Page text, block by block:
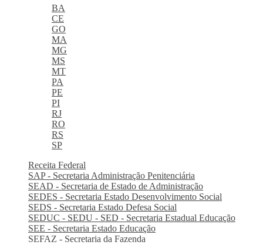
BA
CE
GO
MA
MG
MS
MT
PA
PE
PI
RJ
RO
RS
SP
Receita Federal
SAP - Secretaria Administração Penitenciária
SEAD - Secretaria de Estado de Administração
SEDES - Secretaria Estado Desenvolvimento Social
SEDS - Secretaria Estado Defesa Social
SEDUC - SEDU - SED - Secretaria Estadual Educação
SEE - Secretaria Estado Educação
SEFAZ - Secretaria da Fazenda